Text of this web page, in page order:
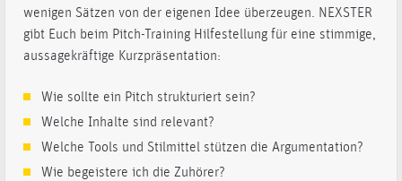
wenigen Sätzen von der eigenen Idee überzeugen. NEXSTER
gibt Euch beim Pitch-Training Hilfestellung für eine stimmige,
aussagekräftige Kurzpräsentation:
Wie sollte ein Pitch strukturiert sein?
Welche Inhalte sind relevant?
Welche Tools und Stilmittel stützen die Argumentation?
Wie begeistere ich die Zuhörer?